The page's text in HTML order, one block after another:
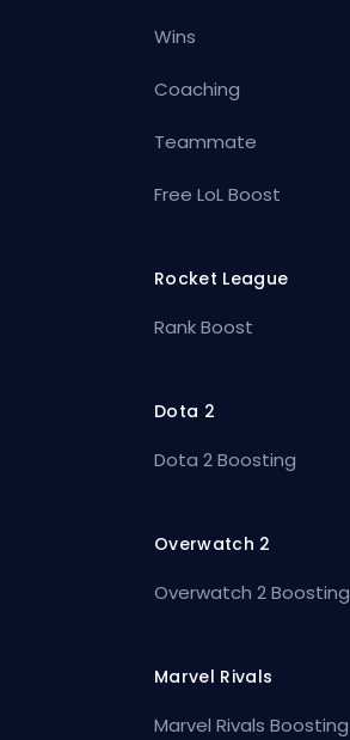
Wins
Coaching
Teammate
Free LoL Boost
Rocket League
Rank Boost
Dota 2
Dota 2 Boosting
Overwatch 2
Overwatch 2 Boosting
Marvel Rivals
Marvel Rivals Boosting